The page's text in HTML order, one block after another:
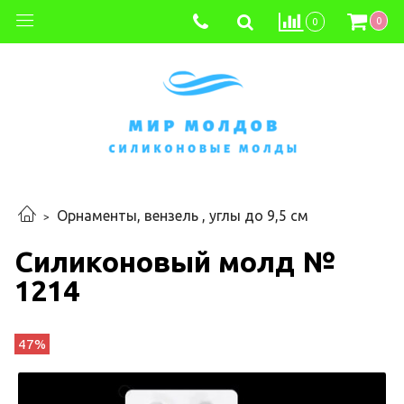
0 0
Орнаменты, вензель , углы до 9,5 см
Силиконовый молд №
1214
47%